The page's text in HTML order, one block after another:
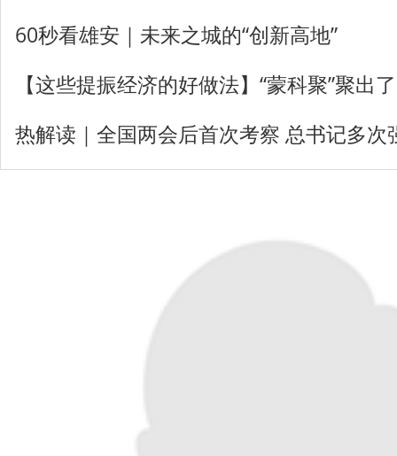
60秒看雄安｜未来之城的“创新高地”
【这些提振经济的好做法】“蒙科聚”聚出
热解读｜全国两会后首次考察 总书记多次